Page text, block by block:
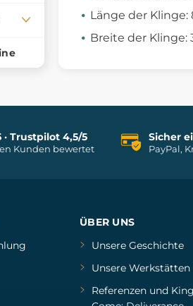
Länge der Klinge:
Breite der Klinge:
· Trustpilot 4,5/5
Kunden bewertet
Sicher
PayPal,
ÜBER UNS
Unsere Geschichte
Unsere Werkstätten
Referenzenund